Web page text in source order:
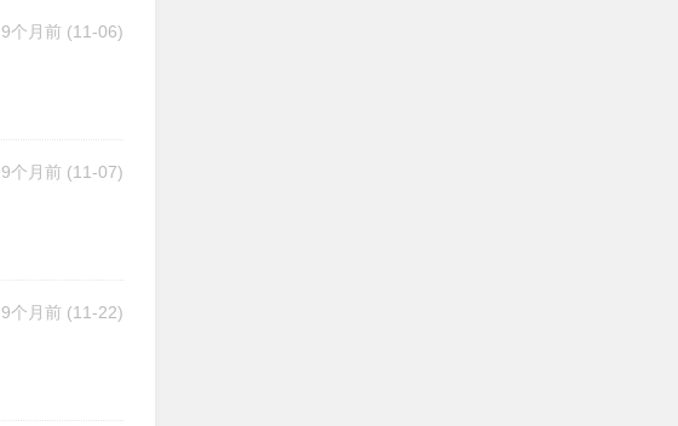
9个月前 (11-06)
9个月前 (11-07)
9个月前 (11-22)